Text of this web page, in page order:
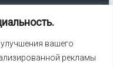
вашего
рекламы